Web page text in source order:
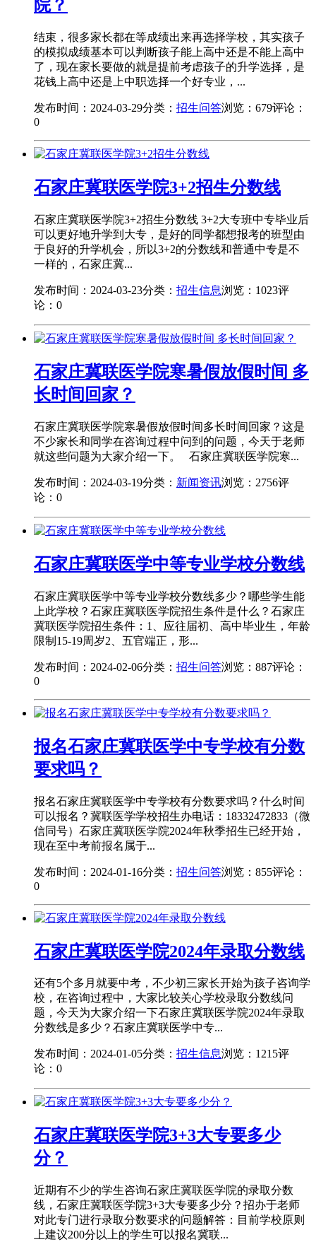
院？
结束，很多家长都在等成绩出来再选择学校，其实孩子
的模拟成绩基本可以判断孩子能上高中还是不能上高中
了，现在家长要做的就是提前考虑孩子的升学选择，是
花钱上高中还是上中职选择一个好专业，...
发布时间：2024-03-29分类： 招生问答浏览：679评论：
0
石家庄冀联医学院3+2招生分数线
石家庄冀联医学院3+2招生分数线 3+2大专班中专毕业后
可以更好地升学到大专，是好的同学都想报考的班型由
于良好的升学机会，所以3+2的分数线和普通中专是不
一样的，石家庄冀...
发布时间：2024-03-23分类： 招生信息浏览：1023评
论：0
石家庄冀联医学院寒暑假放假时间 多
长时间回家？
石家庄冀联医学院寒暑假放假时间多长时间回家？这是
不少家长和同学在咨询过程中问到的问题，今天于老师
就这些问题为大家介绍一下。 石家庄冀联医学院寒...
发布时间：2024-03-19分类： 新闻资讯浏览：2756评
论：0
石家庄冀联医学中等专业学校分数线
石家庄冀联医学中等专业学校分数线多少？哪些学生能
上此学校？石家庄冀联医学院招生条件是什么？石家庄
冀联医学院招生条件：1、应往届初、高中毕业生，年龄
限制15-19周岁2、五官端正，形...
发布时间：2024-02-06分类： 招生问答浏览：887评论：
0
报名石家庄冀联医学中专学校有分数
要求吗？
报名石家庄冀联医学中专学校有分数要求吗？什么时间
可以报名？冀联医学学校招生办电话：18332472833（微
信同号）石家庄冀联医学院2024年秋季招生已经开始，
现在至中考前报名属于...
发布时间：2024-01-16分类： 招生问答浏览：855评论：
0
石家庄冀联医学院2024年录取分数线
还有5个多月就要中考，不少初三家长开始为孩子咨询学
校，在咨询过程中，大家比较关心学校录取分数线问
题，今天为大家介绍一下石家庄冀联医学院2024年录取
分数线是多少？石家庄冀联医学中专...
发布时间：2024-01-05分类： 招生信息浏览：1215评
论：0
石家庄冀联医学院3+3大专要多少
分？
近期有不少的学生咨询石家庄冀联医学院的录取分数
线，石家庄冀联医学院3+3大专要多少分？招办于老师
对此专门进行录取分数要求的问题解答：目前学校原则
上建议200分以上的学生可以报名冀联...